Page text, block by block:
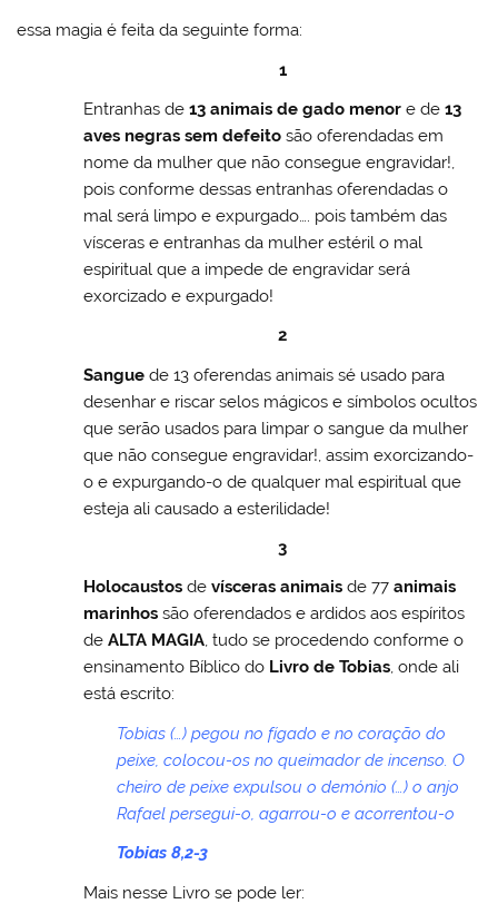
essa magia é feita da seguinte forma:
1
Entranhas de13 animais de gado menor e de 13
aves negras sem defeito são oferendadas em
nome da mulher que não consegue engravidar!,
pois conforme dessas entranhas oferendadas o
mal será limpo e expurgado…. pois também das
vísceras e entranhas da mulher estéril o mal
espiritual que a impede de engravidar será
exorcizado e expurgado!
2
Sangue de 13 oferendas animais sé usado para
desenhar e riscar selos mágicos e símbolos ocultos
que serão usados para limpar o sangue da mulher
que não consegue engravidar!, assim exorcizando-
o e expurgando-o de qualquer mal espiritual que
esteja ali causado a esterilidade!
3
Holocaustos devísceras animais de 77animais
marinhos são oferendados e ardidos aos espíritos
deALTA MAGIA, tudo se procedendo conforme o
ensinamento Bíblico do Livro de Tobias, onde ali
está escrito:
Tobias (…) pegou no fígado e no coração do
peixe, colocou-os no queimador de incenso. O
cheiro de peixe expulsou o demónio (…) o anjo
Rafael persegui-o, agarrou-o e acorrentou-o
Tobias 8,2-3
Mais nesse Livro se pode ler: